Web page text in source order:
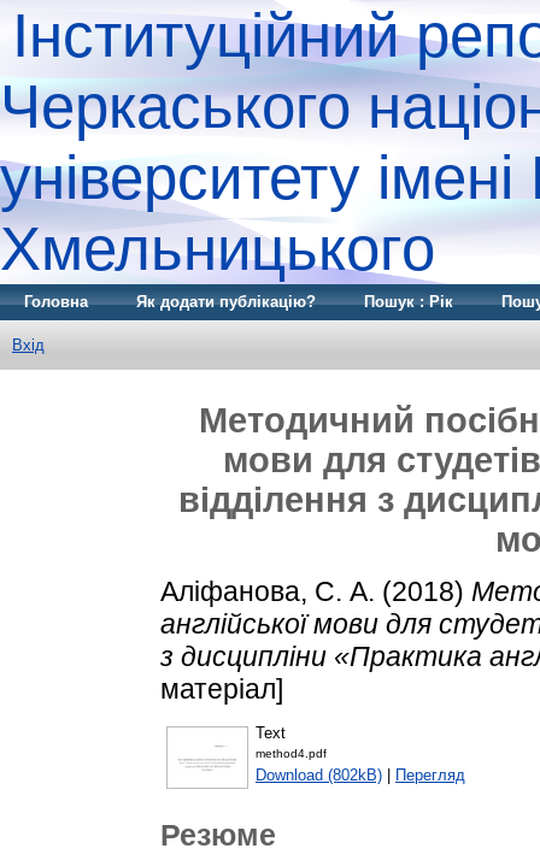
Інституційний
Черкаського
університету
Хмельницького
Головна Як додати публікацію? Пошук : Рік
Вхід
Методичний
мови для
відділення з
Аліфанова, С. А. (2018)
англійської мови для
з дисципліни «Практика
матеріал]
Text
method4.pdf
Download (802kB) Перегляд
Резюме